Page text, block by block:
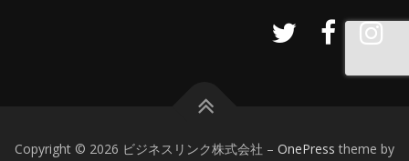
Copyright © 2026 ビジネスリンク株式会社 – OnePress theme by